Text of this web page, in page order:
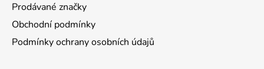
Prodávané značky
Obchodní podmínky
Podmínky ochrany osobních údajů